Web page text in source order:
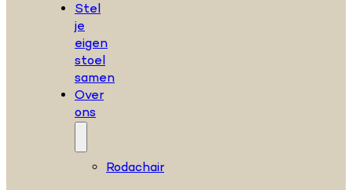
Stel
je
eigen
stoel
samen
Over
ons
Rodachair